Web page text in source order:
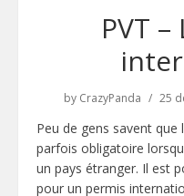
PVT
by CrazyPanda 25
Peu de gens savent
parfois obligatoire
un pays étranger. Il est
pour un permis